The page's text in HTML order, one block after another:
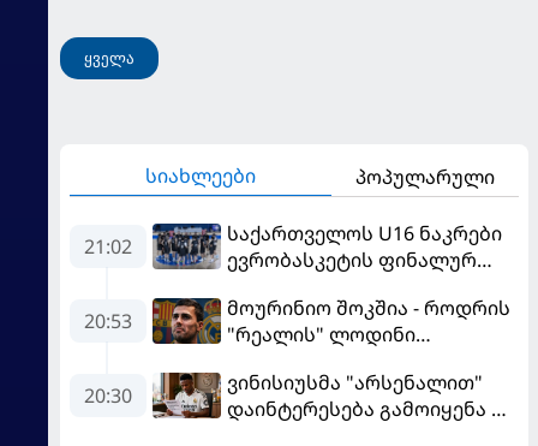
ყველა
სიახლეები პოპულარული
21:02
საქართველოს U16 ნაკრები
ევრობასკეტის ფინალურ
ასპარეზობას იწყებს
20:53
მოურინიო შოკშია - როდრის
"რეალის" ლოდინი
"ბარსელონაში" გადადის
20:30
ვინისიუსმა "არსენალით"
დაინტერესება გამოიყენა და